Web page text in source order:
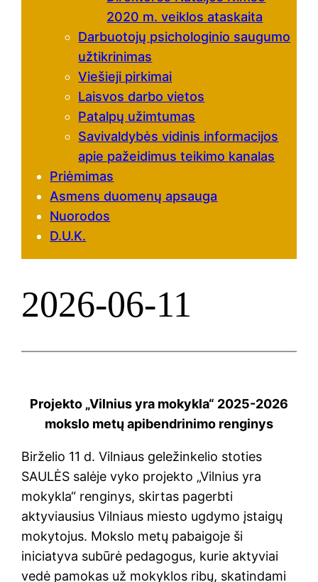
2020 m. veiklos ataskaita
Darbuotojų psichologinio saugumo
užtikrinimas
Viešieji pirkimai
Laisvos darbo vietos
Patalpų užimtumas
Savivaldybės vidinis informacijos
apie pažeidimus teikimo kanalas
Priėmimas
Asmens duomenų apsauga
Nuorodos
D.U.K.
2026-06-11
Projekto „Vilnius yra mokykla“ 2025-2026
mokslo metų apibendrinimo renginys
Birželio 11 d. Vilniaus geležinkelio stoties
SAULĖS salėje vyko projekto „Vilnius yra
mokykla“ renginys, skirtas pagerbti
aktyviausius Vilniaus miesto ugdymo įstaigų
mokytojus. Mokslo metų pabaigoje ši
iniciatyva subūrė pedagogus, kurie aktyviai
vedė pamokas už mokyklos ribų, skatindami